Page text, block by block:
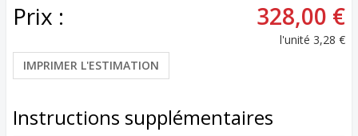
Prix : 328,00 €
l'unité 3,28 €
IMPRIMER L'ESTIMATION
Instructions supplémentaires